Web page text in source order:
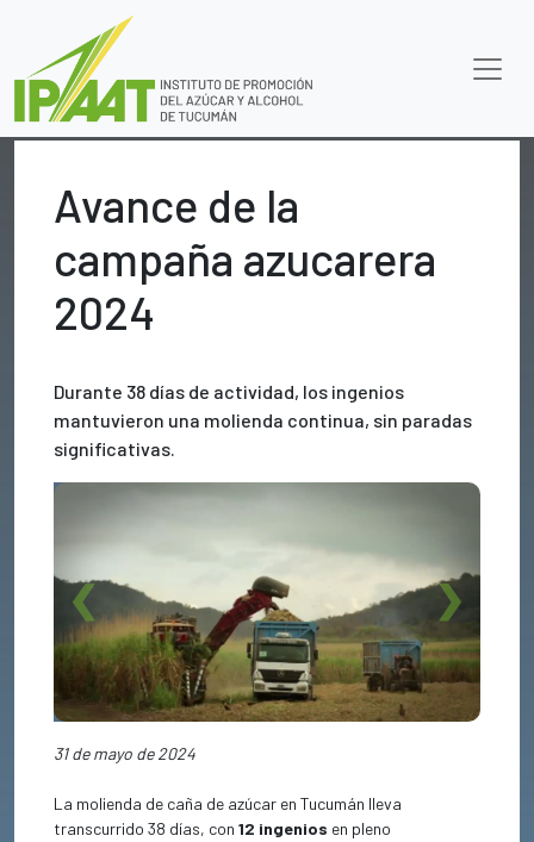
Avance de la
campaña azucarera
2024
Durante 38 días de actividad, los ingenios
mantuvieron una molienda continua, sin paradas
significativas.
Previous Next
31 de mayo de 2024
La molienda de caña de azúcar en Tucumán lleva
transcurrido 38 días, con12 ingenios en pleno